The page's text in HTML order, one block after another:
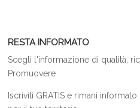
RESTA INFORMATO
Scegli l'informazione di qualità,
Promuovere
Iscriviti GRATIS e rimani